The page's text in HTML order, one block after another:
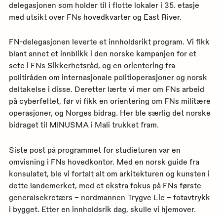
delegasjonen som holder til i flotte lokaler i 35. etasje
med utsikt over FNs hovedkvarter og East River.
FN-delegasjonen leverte et innholdsrikt program. Vi fikk
blant annet et innblikk i den norske kampanjen for et
sete i FNs Sikkerhetsråd, og en orientering fra
politiråden om internasjonale politioperasjoner og norsk
deltakelse i disse. Deretter lærte vi mer om FNs arbeid
på cyberfeltet, før vi fikk en orientering om FNs militære
operasjoner, og Norges bidrag. Her ble særlig det norske
bidraget til MINUSMA i Mali trukket fram.
Siste post på programmet for studieturen var en
omvisning i FNs hovedkontor. Med en norsk guide fra
konsulatet, ble vi fortalt alt om arkitekturen og kunsten i
dette landemerket, med et ekstra fokus på FNs første
generalsekretærs – nordmannen Trygve Lie – fotavtrykk
i bygget. Etter en innholdsrik dag, skulle vi hjemover.